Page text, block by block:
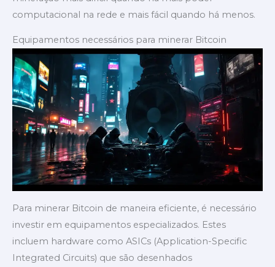
computacional na rede e mais fácil quando há menos.
Equipamentos necessários para minerar Bitcoin
Para minerar Bitcoin de maneira eficiente, é necessário
investir em equipamentos especializados. Estes
incluem hardware como ASICs (Application-Specific
Integrated Circuits) que são desenhados